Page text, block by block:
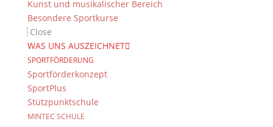
Kunst und musikalischer Bereich
Besondere Sportkurse
Close
WAS UNS AUSZEICHNET
SPORTFÖRDERUNG
Sportförderkonzept
SportPlus
Stützpunktschule
MINTEC SCHULE